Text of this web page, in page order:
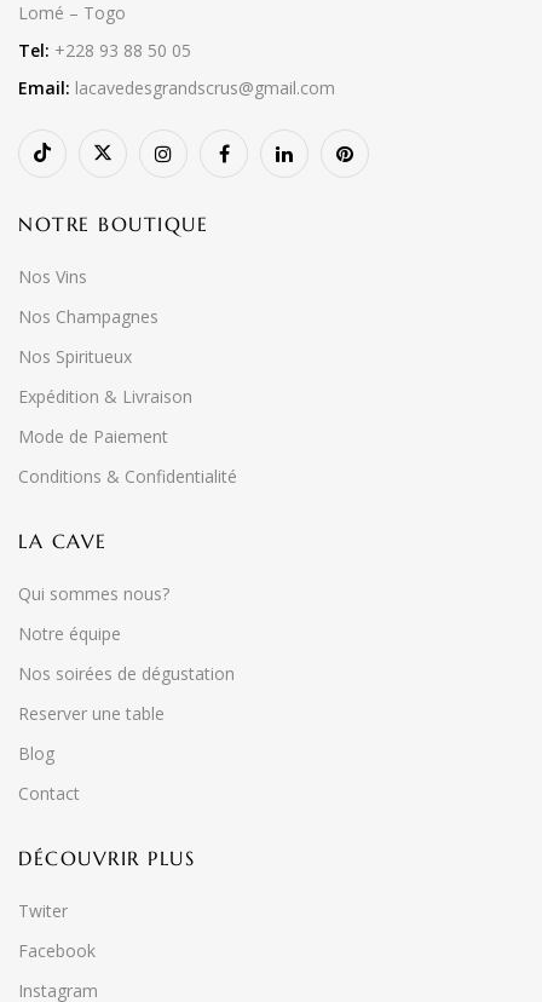
Lomé – Togo
Tel: +228 93 88 50 05
Email: lacavedesgrandscrus@gmail.com
NOTRE BOUTIQUE
Nos Vins
Nos Champagnes
Nos Spiritueux
Expédition & Livraison
Mode de Paiement
Conditions & Confidentialité
LA CAVE
Qui sommes nous?
Notre équipe
Nos soirées de dégustation
Reserver une table
Blog
Contact
DÉCOUVRIR PLUS
Twiter
Facebook
Instagram